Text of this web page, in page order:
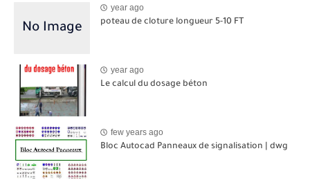
year ago
poteau de cloture longueur 5-10 FT
year ago
Le calcul du dosage béton
few years ago
Bloc Autocad Panneaux de signalisation | dwg